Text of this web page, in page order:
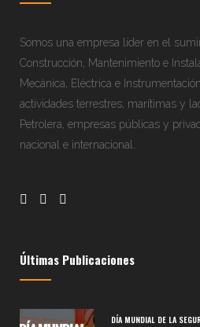
Somos una empresa líder en el
Construcción, Mantenimiento e
Mecánica, Eléctrica e
actividades terrestres, marítimas y
Petrolera, empresas públicas y
nacional e internacional.
Últimas Publicaciones
DÍA MUNDIAL DE LA